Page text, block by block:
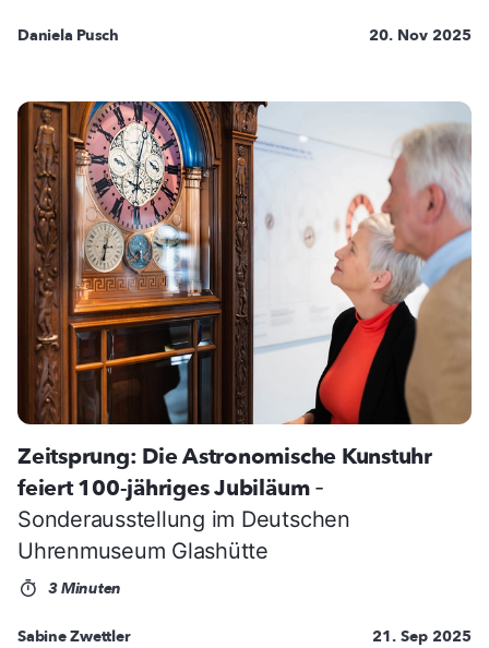
Daniela Pusch 20. Nov 2025
Zeitsprung: Die Astronomische Kunstuhr
feiert 100-jähriges Jubiläum -
Sonderausstellung im Deutschen
Uhrenmuseum Glashütte
3 Minuten
Sabine Zwettler 21. Sep 2025